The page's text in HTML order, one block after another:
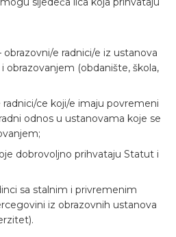
e radnici/e iz ustanova
obrazovanjem (obdanište, škola,
ce koji/e imaju povremeni
odnos u ustanovama koje se
dobrovoljno prihvataju Statut i
sa stalnim i privremenim
iz obrazovnih ustanova